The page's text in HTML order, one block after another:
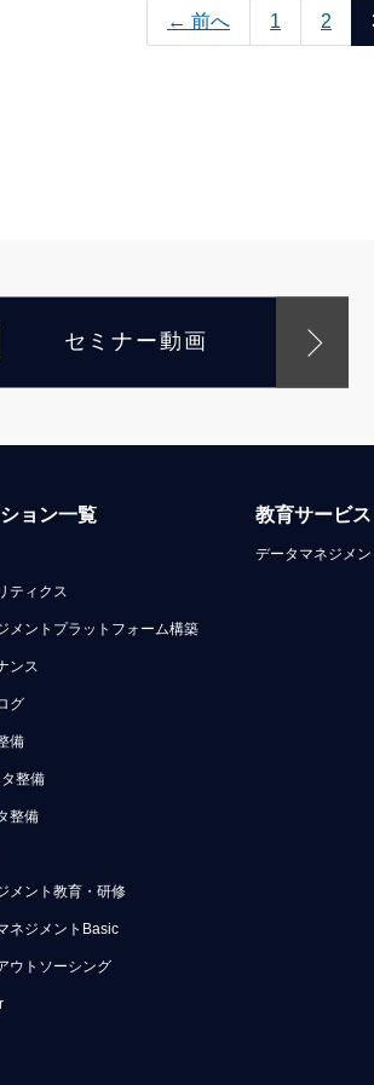
← 前へ 1 2
セミナー動画
ョン一覧
ティクス
メントプラットフォーム構築
ンス
グ
備
整備
整備
メント教育・研修
ネジメントBasic
ウトソーシング
教育サービス
データマネジメ